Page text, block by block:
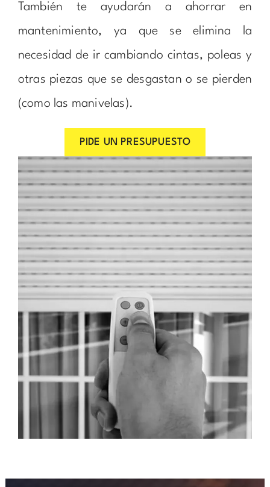
También te ayudarán a ahorrar en
mantenimiento, ya que se elimina la
necesidad de ir cambiando cintas, poleas y
otras piezas que se desgastan o se pierden
(como las manivelas).
PIDE UN PRESUPUESTO